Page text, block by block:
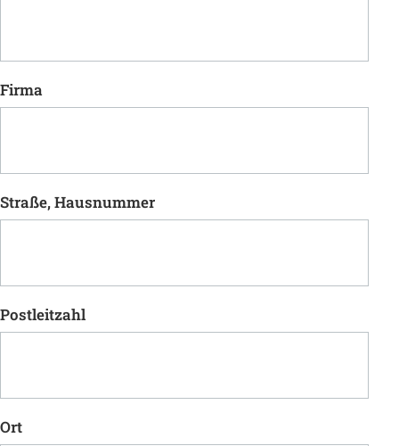
Firma
Straße, Hausnummer
Postleitzahl
Ort